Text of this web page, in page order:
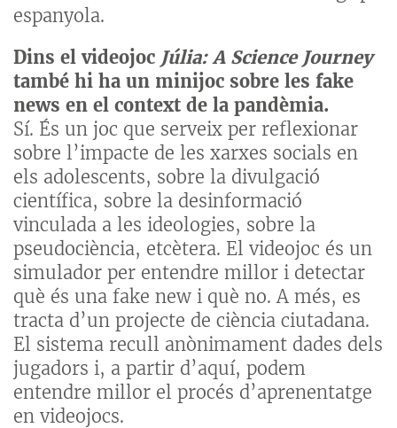
espanyola.
Dins el videojoc Júlia: A Science Journey
també hi ha un minijoc sobre les fake
news en el context de la pandèmia.
Sí. És un joc que serveix per reflexionar
sobre l’impacte de les xarxes socials en
els adolescents, sobre la divulgació
científica, sobre la desinformació
vinculada a les ideologies, sobre la
pseudociència, etcètera. El videojoc és un
simulador per entendre millor i detectar
què és una fake new i què no. A més, es
tracta d’un projecte de ciència ciutadana.
El sistema recull anònimament dades dels
jugadors i, a partir d’aquí, podem
entendre millor el procés d’aprenentatge
en videojocs.